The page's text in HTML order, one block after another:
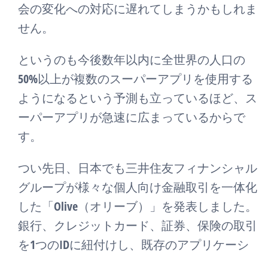
会の変化への対応に遅れてしまうかもしれま
せん。
というのも今後数年以内に全世界の人口の
50%以上が複数のスーパーアプリを使用する
ようになるという予測も立っているほど、ス
ーパーアプリが急速に広まっているからで
す。
つい先日、日本でも三井住友フィナンシャル
グループが様々な個人向け金融取引を一体化
した「Olive（オリーブ）」を発表しました。
銀行、クレジットカード、証券、保険の取引
を1つのIDに紐付けし、既存のアプリケーシ